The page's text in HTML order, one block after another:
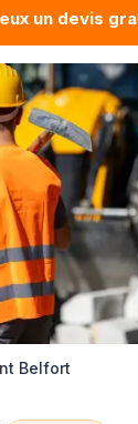
un devis
Belfort